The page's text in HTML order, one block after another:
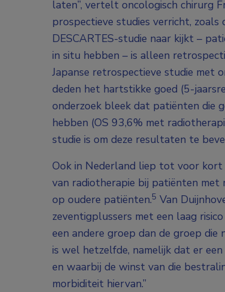
laten”, vertelt oncologisch chirurg
prospectieve studies verricht, zoals
DESCARTES-studie naar kijkt –
in situ hebben – is alleen
Japanse retrospectieve studie met
deden het hartstikke goed (5-
onderzoek bleek dat patiënten die
hebben (OS 93,6% met
studie is om deze resultaten te
Ook in Nederland liep tot voor
van radiotherapie bij patiënten met
op oudere patiënten.5 Van
zeventigplussers met een laag
een andere groep dan de groep die
is wel hetzelfde, namelijk dat er
en waarbij de winst van die
morbiditeit hiervan.”